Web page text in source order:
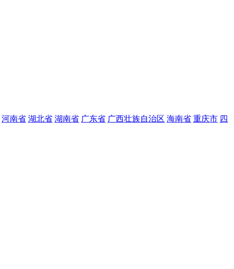
河南省 湖北省 湖南省 广东省 广西壮族自治区 海南省 重庆市 四